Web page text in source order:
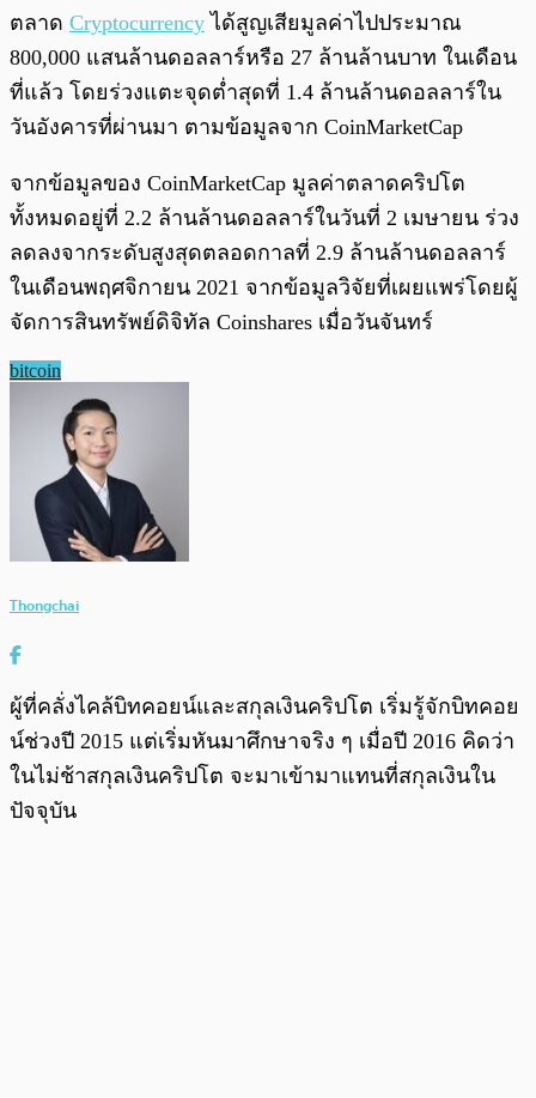
ตลาด Cryptocurrency ได้สูญเสียมูลค่าไปประมาณ
800,000 แสนล้านดอลลาร์หรือ 27 ล้านล้านบาท ในเดือน
ที่แล้ว โดยร่วงแตะจุดต่ำสุดที่ 1.4 ล้านล้านดอลลาร์ใน
วันอังคารที่ผ่านมา ตามข้อมูลจาก CoinMarketCap
จากข้อมูลของ CoinMarketCap มูลค่าตลาดคริปโต
ทั้งหมดอยู่ที่ 2.2 ล้านล้านดอลลาร์ในวันที่ 2 เมษายน ร่วง
ลดลงจากระดับสูงสุดตลอดกาลที่ 2.9 ล้านล้านดอลลาร์
ในเดือนพฤศจิกายน 2021 จากข้อมูลวิจัยที่เผยแพร่โดยผู้
จัดการสินทรัพย์ดิจิทัล Coinshares เมื่อวันจันทร์
bitcoin
Thongchai
ผู้ที่คลั่งไคล้บิทคอยน์และสกุลเงินคริปโต เริ่มรู้จักบิทคอย
น์ช่วงปี 2015 แต่เริ่มหันมาศึกษาจริง ๆ เมื่อปี 2016 คิดว่า
ในไม่ช้าสกุลเงินคริปโต จะมาเข้ามาแทนที่สกุลเงินใน
ปัจจุบัน